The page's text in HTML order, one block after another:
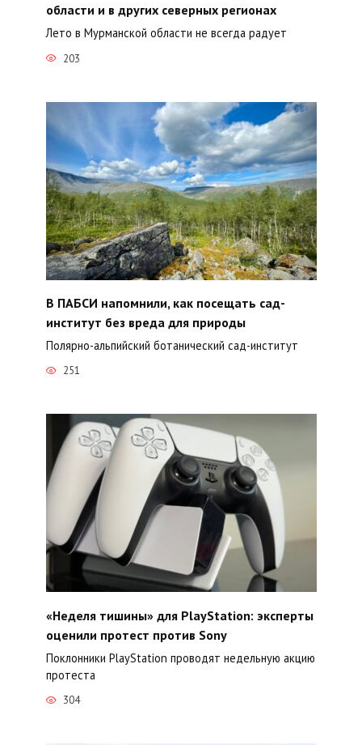
области и в других северных регионах
Лето в Мурманской области не всегда радует
203
В ПАБСИ напомнили, как посещать сад-
институт без вреда для природы
Полярно-альпийский ботанический сад-институт
251
«Неделя тишины» для PlayStation: эксперты
оценили протест против Sony
Поклонники PlayStation проводят недельную акцию
протеста
304